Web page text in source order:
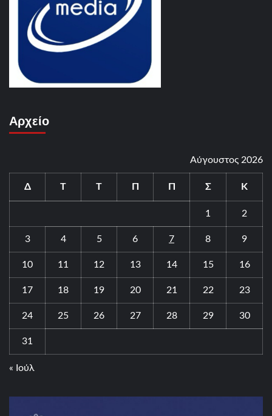
Αρχείο
Αύγουστος 2026
Δ Τ Τ Π Π Σ Κ
1 2
3 4 5 6 7 8 9
10 11 12 13 14 15 16
17 18 19 20 21 22 23
24 25 26 27 28 29 30
31
« Ιούλ